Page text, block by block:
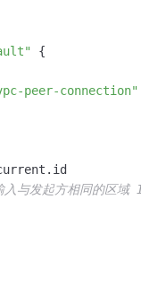
{
peer-connection"
与发起方相同的区域